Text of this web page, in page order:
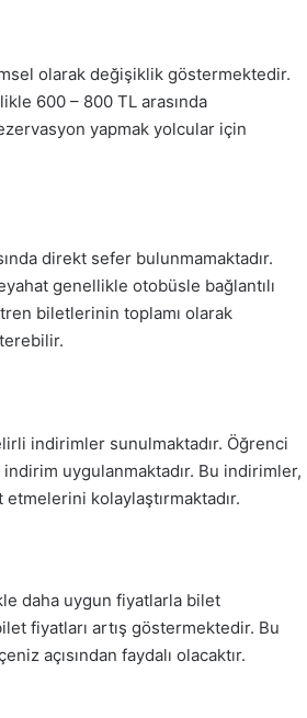
olarak değişiklik göstermektedir.
600 – 800 TL arasında
yapmak yolcular için
direkt sefer bulunmamaktadır.
genellikle otobüsle bağlantılı
biletlerinin toplamı olarak
indirimler sunulmaktadır. Öğrenci
uygulanmaktadır. Bu indirimler,
kolaylaştırmaktadır.
daha uygun fiyatlarla bilet
fiyatları artış göstermektedir. Bu
açısından faydalı olacaktır.